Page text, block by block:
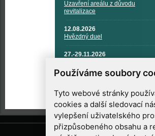
Používáme soubory
Tyto webové stránky
cookies a další sledovací
vylepšení uživatelského
přizpůsobeného obsahu a
Uzavření areálu z důvodu
revitalizace
12.08.2026
Hvězdný duel
27.-29.11.2026
TECHNIKA A KOSMICKÉ
TECHNOLOGIE